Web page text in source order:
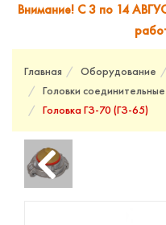
Внимание! С 3 по 14
Главная Оборудование
Головки соединительные
Головка ГЗ-70 (ГЗ-65)